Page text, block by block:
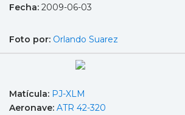
Fecha: 2009-06-03
Foto por: Orlando Suarez
Matícula: PJ-XLM
Aeronave: ATR 42-320